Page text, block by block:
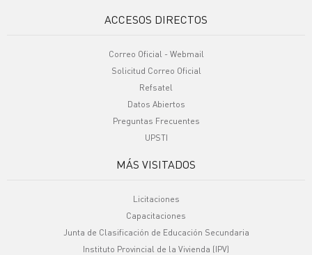
ACCESOS DIRECTOS
Correo Oficial - Webmail
Solicitud Correo Oficial
Refsatel
Datos Abiertos
Preguntas Frecuentes
UPSTI
MÁS VISITADOS
Licitaciones
Capacitaciones
Junta de Clasificación de Educación Secundaria
Instituto Provincial de la Vivienda (IPV)